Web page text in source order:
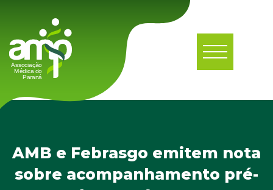
AMB e Febrasgo emitem nota
sobre acompanhamento pré-